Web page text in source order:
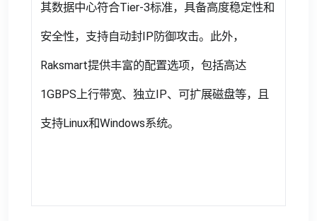
其数据中心符合Tier-3标准，具备高度稳定性和
安全性，支持自动封IP防御攻击。此外，
Raksmart提供丰富的配置选项，包括高达
1GBPS上行带宽、独立IP、可扩展磁盘等，且
支持Linux和Windows系统。